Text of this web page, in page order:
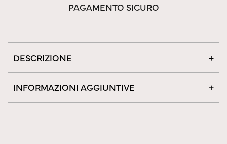
PAGAMENTO SICURO
DESCRIZIONE
INFORMAZIONI AGGIUNTIVE